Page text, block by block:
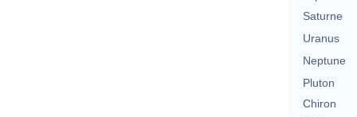
Saturne
Uranus
Neptune
Pluton
Chiron